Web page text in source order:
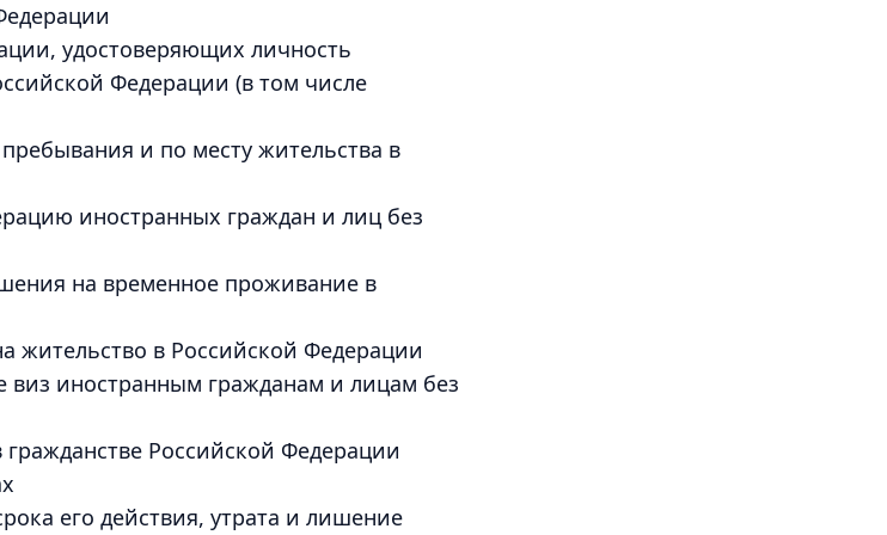
удостоверяющих личность
Федерации (в том числе
и по месту жительства в
иностранных граждан и лиц без
на временное проживание в
жительство в Российской Федерации
виз иностранным гражданам и лицам без
Российской Федерации
его действия, утрата и лишение